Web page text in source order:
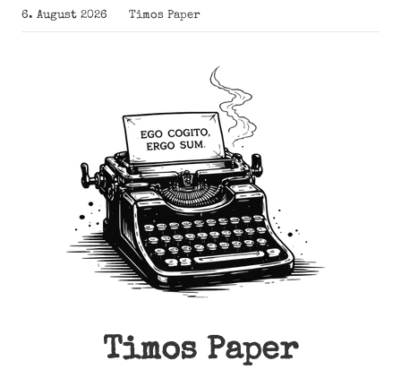
Zum
Inhalt
6. August 2026 Timos Paper
Timos Paper